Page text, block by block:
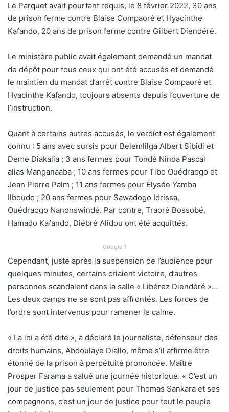
Le Parquet avait pourtant requis, le 8 février 2022, 30 ans
de prison ferme contre Blaise Compaoré et Hyacinthe
Kafando, 20 ans de prison ferme contre Gilbert Diendéré.
Le ministère public avait également demandé un mandat
de dépôt pour tous ceux qui ont été accusés et demandé
le maintien du mandat d’arrêt contre Blaise Compaoré et
Hyacinthe Kafando, toujours absents depuis l’ouverture de
l’instruction.
Quant à certains autres accusés, le verdict est également
connu : 5 ans avec sursis pour Belemlilga Albert Sibidi et
Deme Diakalia ; 3 ans fermes pour Tondé Ninda Pascal
alias Manganaaba ; 10 ans fermes pour Tibo Ouédraogo et
Jean Pierre Palm ; 11 ans fermes pour Élysée Yamba
Ilboudo ; 20 ans fermes pour Sawadogo Idrissa,
Ouédraogo Nanonswindé. Par contre, Traoré Bossobé,
Hamado Kafando, Diébré Alidou ont été acquittés.
Google 1
Cependant, juste après la suspension de l’audience pour
quelques minutes, certains criaient victoire, d’autres
personnes scandaient dans la salle « Libérez Diendéré »…
Les deux camps ne se sont pas affrontés. Les forces de
l’ordre sont intervenus pour ramener le calme.
« La loi a été dite », a déclaré le journaliste, défenseur des
droits humains, Abdoulaye Diallo, même s’il affirme être
étonné de la prison à perpétuité prononcée. Maître
Prosper Farama a salué une journée historique. « C’est un
jour de justice pas seulement pour Thomas Sankara et ses
compagnons, c’est un jour de justice pour tout le peuple